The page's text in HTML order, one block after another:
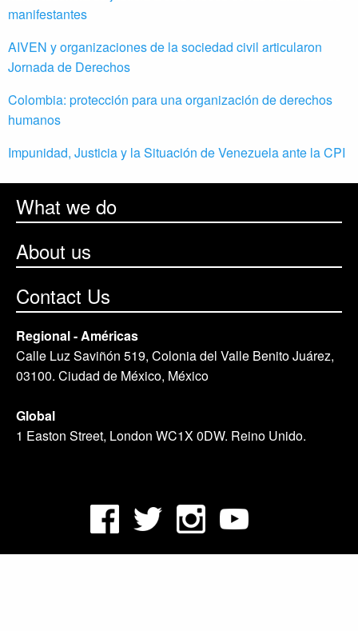
manifestantes
AIVEN y organizaciones de la sociedad civil articularon
Jornada de Derechos
Colombia: protección para una organización de derechos
humanos
Impunidad, Justicia y la Situación de Venezuela ante la CPI
What we do
About us
Contact Us
Regional - Américas
Calle Luz Saviñón 519, Colonia del Valle Benito Juárez,
03100. Ciudad de México, México
Global
1 Easton Street, London WC1X 0DW. Reino Unido.